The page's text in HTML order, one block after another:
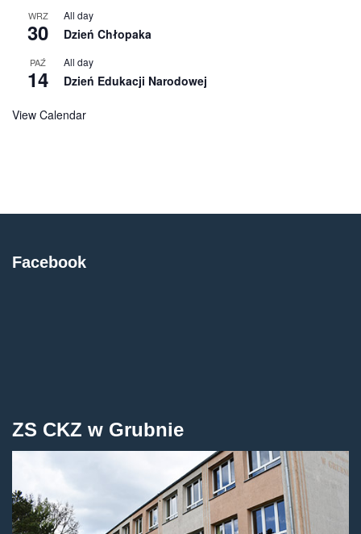
WRZ
30
All day
Dzień Chłopaka
PAŹ
14
All day
Dzień Edukacji Narodowej
View Calendar
Facebook
ZS CKZ w Grubnie